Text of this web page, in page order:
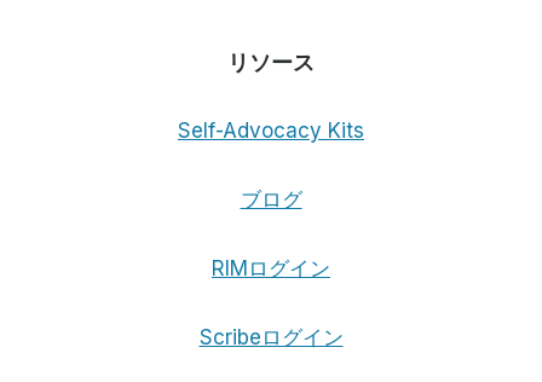
リソース
Self-Advocacy Kits
ブログ
RIMログイン
Scribeログイン